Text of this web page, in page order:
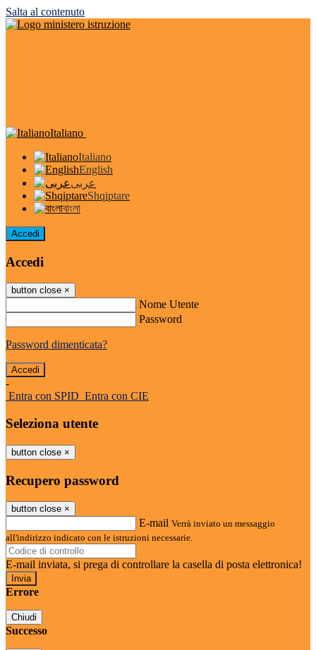
Salta al contenuto
Italiano
Italiano
English
عربى
Shqiptare
বাংলা
Accedi
Accedi
button close ×
Nome Utente
Password
Password dimenticata?
-
Entra con SPID Entra con CIE
Seleziona utente
button close ×
Recupero password
button close ×
E-mail Verrà inviato un messaggio
all'indirizzo indicato con le istruzioni necessarie.
E-mail inviata, si prega di controllare la casella di posta elettronica!
Errore
Chiudi
Successo